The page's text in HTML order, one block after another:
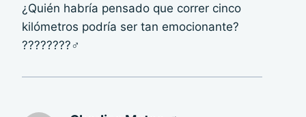
¿Quién habría pensado que correr cinco
kilómetros podría ser tan emocionante?
????????‍♂️